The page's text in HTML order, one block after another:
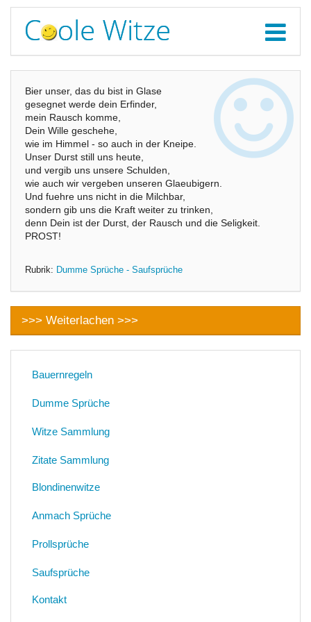
Bier unser, das du bist in Glase
gesegnet werde dein Erfinder,
mein Rausch komme,
Dein Wille geschehe,
wie im Himmel - so auch in der Kneipe.
Unser Durst still uns heute,
und vergib uns unsere Schulden,
wie auch wir vergeben unseren Glaeubigern.
Und fuehre uns nicht in die Milchbar,
sondern gib uns die Kraft weiter zu trinken,
denn Dein ist der Durst, der Rausch und die Seligkeit.
PROST!
Rubrik: Dumme Sprüche - Saufsprüche
>>> Weiterlachen >>>
Bauernregeln
Dumme Sprüche
Witze Sammlung
Zitate Sammlung
Blondinenwitze
Anmach Sprüche
Prollsprüche
Saufsprüche
Kontakt